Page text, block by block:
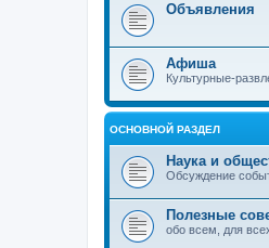
Объявления
Афиша
Культурные-
ОСНОВНОЙ РАЗДЕЛ
Наука и
Обсуждение
Полезные
обо всем, для